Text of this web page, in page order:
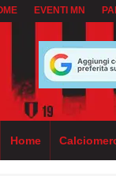
EVENTI MN
Home